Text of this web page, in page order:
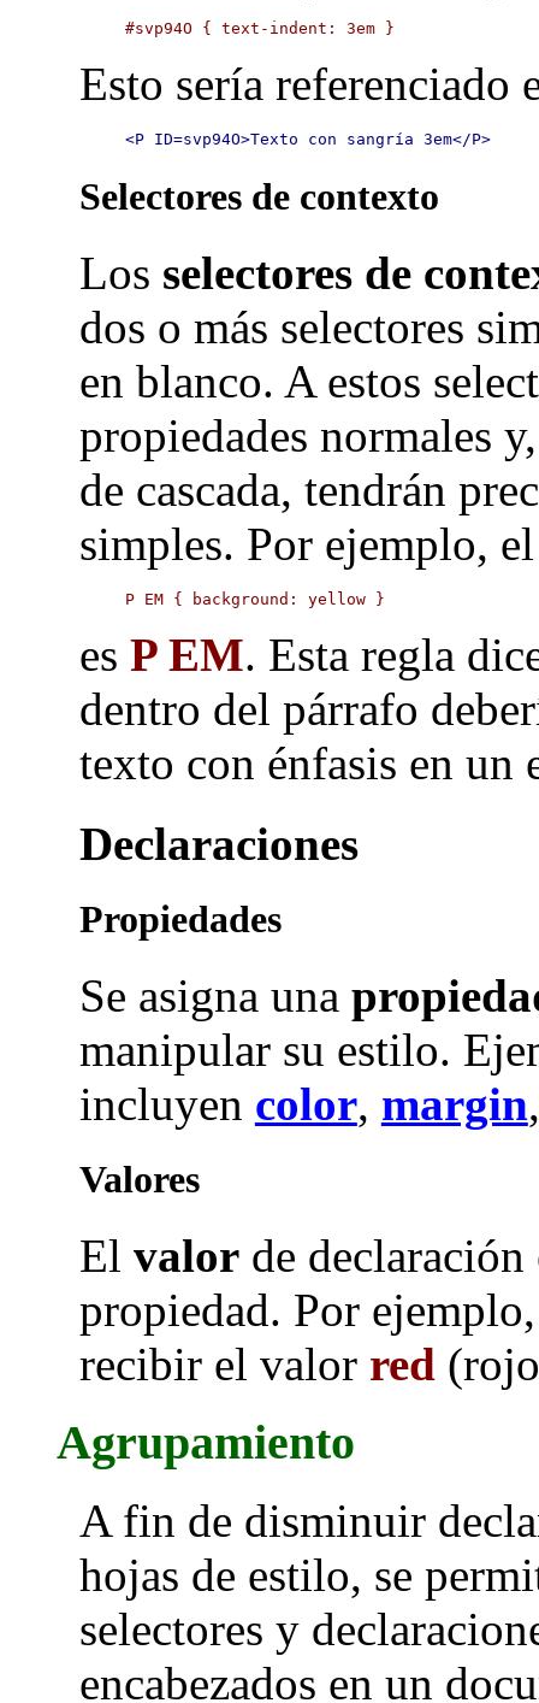
#svp94O { text-indent: 3em }
Esto sería
<P ID=svp94O>Texto con sangría 3em</P>
Selectores de contexto
Los selectores de
dos o más selectores
en blanco. A estos
propiedades normales
de cascada, tendrán
simples. Por ejemplo,
P EM { background: yellow }
es P EM. Esta regla
dentro del párrafo
texto con énfasis en un
Declaraciones
Propiedades
Se asigna una
manipular su estilo.
incluyen color, margin
Valores
El valorde declaración
propiedad. Por
recibir el valor red
Agrupamiento
A fin de disminuir
hojas de estilo, se
selectores y
encabezados en un